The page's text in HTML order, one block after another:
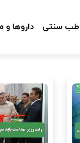
طب سنتی داروها و